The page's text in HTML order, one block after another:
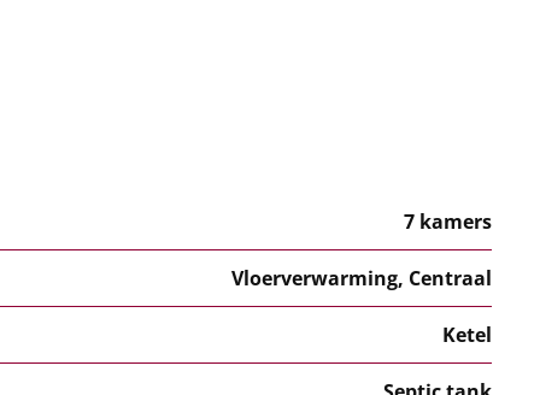
7 kamers
Vloerverwarming, Centraal
Ketel